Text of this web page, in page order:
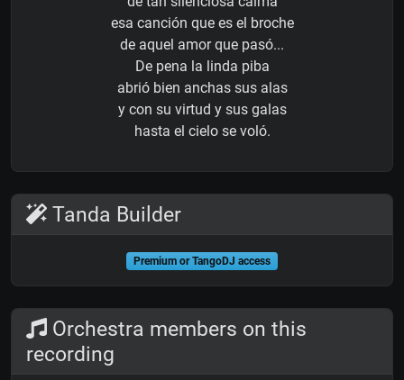
esa canción que es el broche
de aquel amor que pasó...
De pena la linda piba
abrió bien anchas sus alas
y con su virtud y sus galas
hasta el cielo se voló.
Tanda Builder
Premium or TangoDJ access
Orchestra members on this
recording